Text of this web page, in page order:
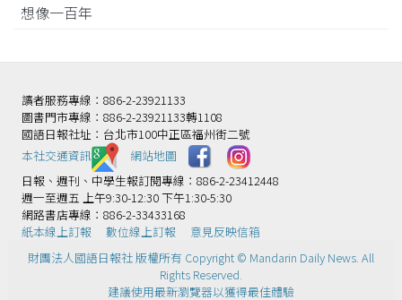
想像一百年
讀者服務專線：886-2-23921133
圖書門市專線：886-2-23921133轉1108
國語日報社址：台北市100中正區福州街二號
本社交通資訊️
網站地圖
日報、週刊、中學生報訂閱專線：886-2-23412448
週一至週五 上午9:30-12:30 下午1:30-5:30
網路書店專線：886-2-33433168
紙本線上訂報
數位線上訂報
意見反映信箱
財團法人國語日報社 版權所有 Copyright © Mandarin Daily News. All
Rights Reserved.
建議使用最新瀏覽器以獲得最佳體驗